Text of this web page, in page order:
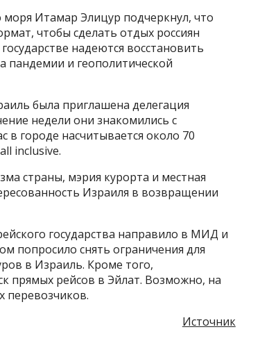
Итамар Элицур подчеркнул, что
чтобы сделать отдых россиян
надеются восстановить
пандемии и геополитической
была приглашена делегация
недели они знакомились с
в городе насчитывается около 70
inclusive.
страны, мэрия курорта и местная
Израиля в возвращении
государства направило в МИД и
попросило снять ограничения для
в Израиль. Кроме того,
прямых рейсов в Эйлат. Возможно, на
перевозчиков.
Источник